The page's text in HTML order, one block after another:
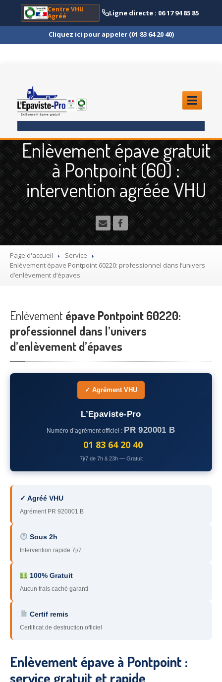
Centre VHU
Agréé
Ligne directe : 06 17 94 85 85
Cliquez ici pour appeler (01 83 64 20 40)
ENLÈVEMENTÉPAVE
Quoi ?
Scooteret Moto
Camion
et Poids Lourd
Utilitaire
Démolisseuragrée VHU gratuit
Mettreà la casse sa voiture
Recyclagevoiture usagée gratuit
Destruction de voiture agréé
EpavisteGratuit
Rachatvoiture accidentée
– Seine-et-Marne
– Yvelines
92– Hauts-de-Seine
93 – Seine-Saint-Denis
94– Val-de-Marne
95 – Val d’Oise
– Essonne
89 – Yonne
51 – Marne
– Eure-et-Loir
27– Eure
Enlèvement épave gratuit
à Pontpoint (60) :
intervention agréée VHU
Page d'accueil
Service
Enlèvement épave Pontpoint 60220: professionnel dans l’univers
d’enlèvement d’épaves
Enlèvement épave Pontpoint 60220:
professionnel dans l’univers
d’enlèvement d’épaves
✓ Agrément VHU
L’Epaviste-Pro
Numéro d’agrément officiel : PR 920001 B
01 83 64 20 40
7j/7 de 7h à 23h — Gratuit
✓ Agréé VHU
Agrément PR 920001 B
Sous 2h
Intervention rapide 7j/7
100% Gratuit
Aucun frais caché garanti
Certif remis
Certificat de destruction officiel
Enlèvement épave à Pontpoint :
service gratuit et rapide